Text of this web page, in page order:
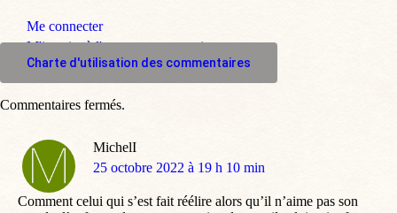
Me connecter
M'inscrire à l'espace commentaire
Charte d'utilisation des commentaires
MichelI
dit
25 octobre 2022 à 19 h 10 min
Comment celui qui s’est fait réélire alors qu’il n’aime pas son
Commentaires fermés.